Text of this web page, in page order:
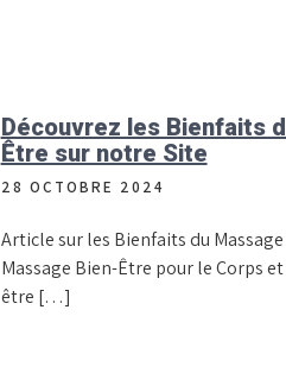
Découvrez les Bienfaits
Être sur notre Site
28 OCTOBRE 2024
Article sur les Bienfaits du
Massage Bien-Être pour le Corps
être […]